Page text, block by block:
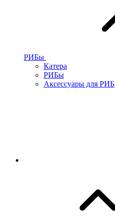
РИБы
Катера
РИБы
Аксессуары для РИБ